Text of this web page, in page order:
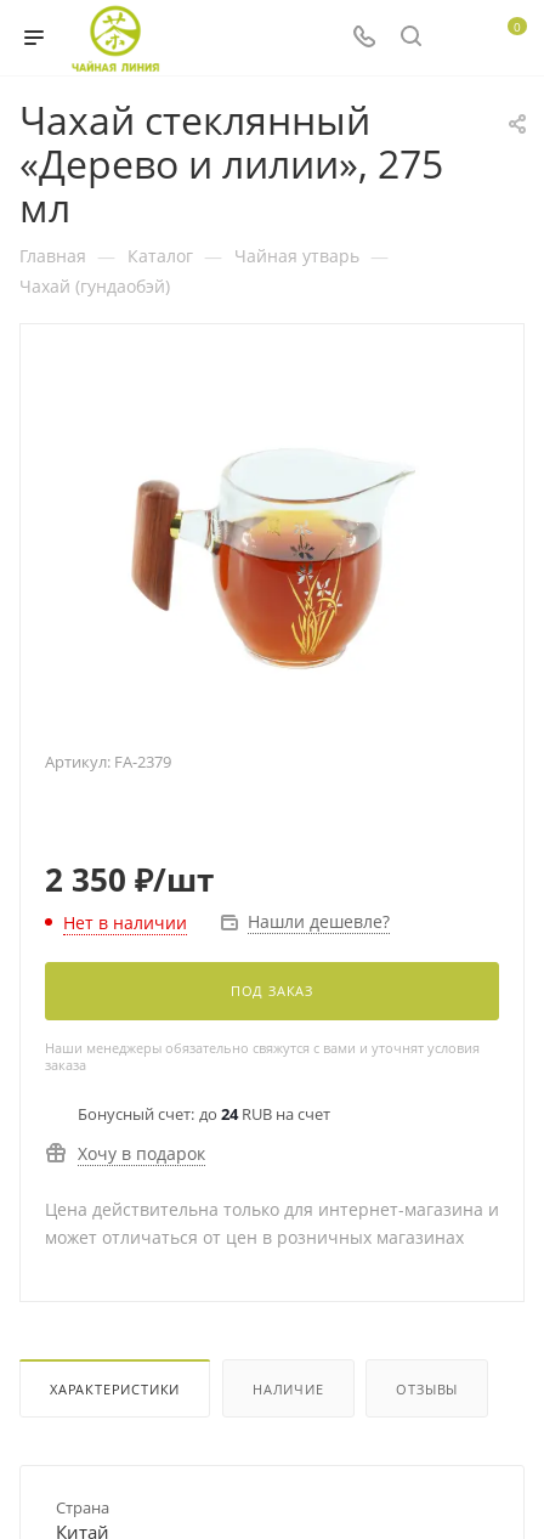
0
Чахай стеклянный
«Дерево и лилии», 275
мл
Главная — Каталог — Чайная утварь —
Чахай (гундаобэй)
Артикул: FA-2379
2 350 ₽/шт
Нет в наличии Нашли дешевле?
ПОД ЗАКАЗ
Наши менеджеры обязательно свяжутся с вами и уточнят условия
заказа
Бонусный счет: до 24RUB на счет
Хочу в подарок
Цена действительна только для интернет-магазина и
может отличаться от цен в розничных магазинах
ХАРАКТЕРИСТИКИ НАЛИЧИЕ ОТЗЫВЫ
Страна
Китай